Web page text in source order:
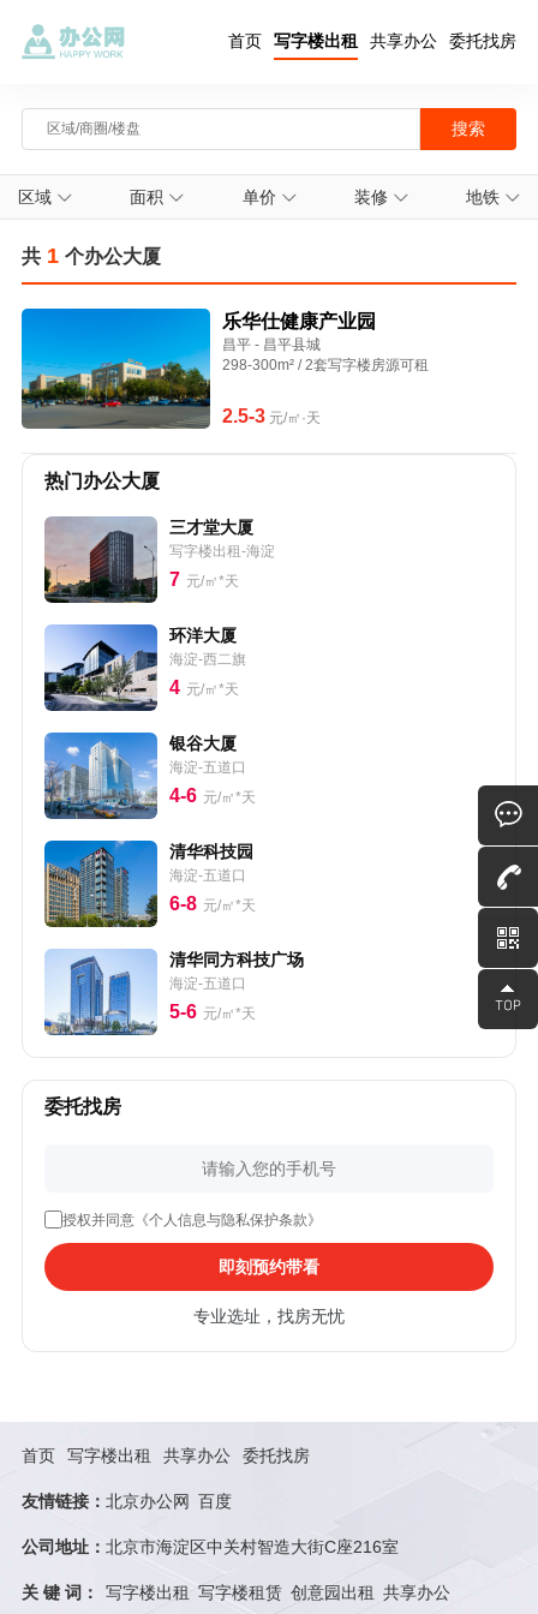
首页 写字楼出租 共享办公 委托找房
区域 面积 单价 装修 地铁
共 1 个办公大厦
乐华仕健康产业园
昌平 - 昌平县城
298-300m² / 2套写字楼房源可租
2.5-3元/㎡·天
热门办公大厦
三才堂大厦
写字楼出租-海淀
7 元/㎡*天
环洋大厦
海淀-西二旗
4 元/㎡*天
银谷大厦
海淀-五道口
4-6 元/㎡*天
清华科技园
海淀-五道口
6-8 元/㎡*天
清华同方科技广场
海淀-五道口
5-6 元/㎡*天
委托找房
授权并同意《个人信息与隐私保护条款》
即刻预约带看
专业选址，找房无忧
首页 写字楼出租 共享办公 委托找房
友情链接： 北京办公网 百度
公司地址： 北京市海淀区中关村智造大街C座216室
关 键 词： 写字楼出租 写字楼租赁 创意园出租 共享办公